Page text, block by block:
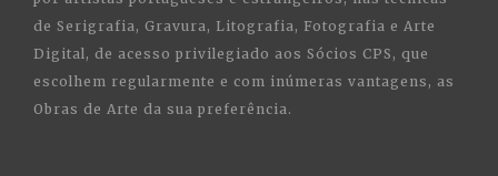
de Serigrafia, Gravura, Litografia, Fotografia e Arte
Digital, de acesso privilegiado aos Sócios CPS, que
escolhem regularmente e com inúmeras vantagens, as
Obras de Arte da sua preferência.